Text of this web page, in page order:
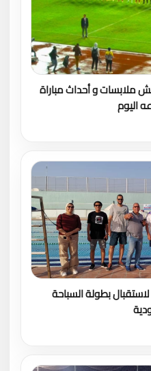
ملابسات و أحداث مباراة
اليوم
بطولة السباحة